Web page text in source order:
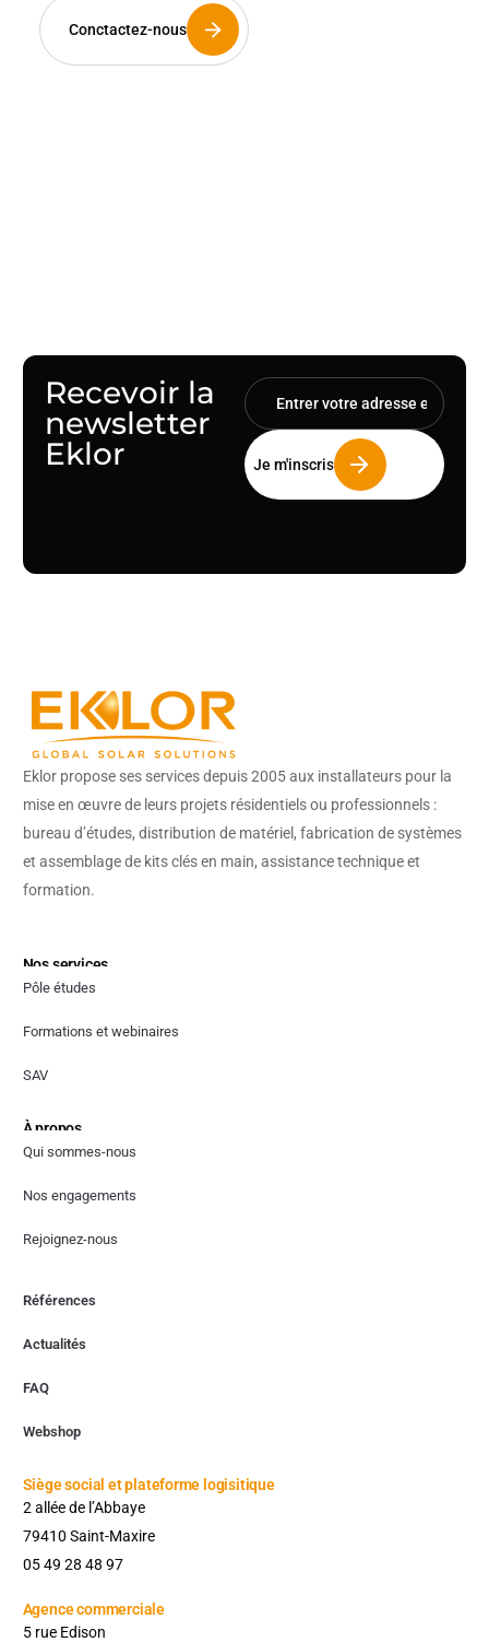
Conctactez-nous
Recevoir la
newsletter
Eklor
Nos services
Pôle études
Formations et webinaires
SAV
À propos
Qui sommes-nous
Nos engagements
Rejoignez-nous
Références
Actualités
FAQ
Webshop
Eklor propose ses services depuis 2005 aux installateurs pour la
mise en œuvre de leurs projets résidentiels ou professionnels :
bureau d’études, distribution de matériel, fabrication de systèmes
et assemblage de kits clés en main, assistance technique et
formation.
Siège social et plateforme logisitique
2 allée de l’Abbaye
79410 Saint-Maxire
05 49 28 48 97
Agence commerciale​
5 rue Edison